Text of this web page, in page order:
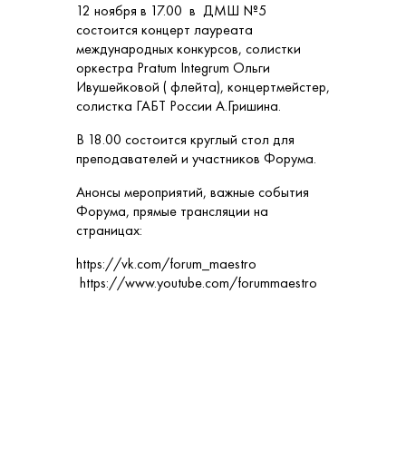
12 ноября в 17.00 в ДМШ №5
состоится концерт лауреата
международных конкурсов, солистки
оркестра Pratum Integrum Ольги
Ивушейковой ( флейта), концертмейстер,
солистка ГАБТ России А.Гришина.
В 18.00 состоится круглый стол для
преподавателей и участников Форума.
Анонсы мероприятий, важные события
Форума, прямые трансляции на
страницах:
https://vk.com/forum_maestro
https://www.youtube.com/forummaestro